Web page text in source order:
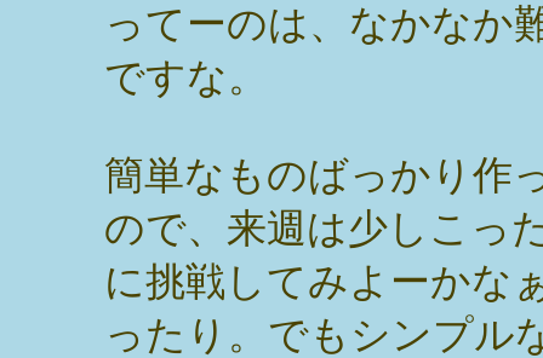
ってーのは、なかなか
ですな。
簡単なものばっかり作
ので、来週は少しこっ
に挑戦してみよーかな
ったり。でもシンプル